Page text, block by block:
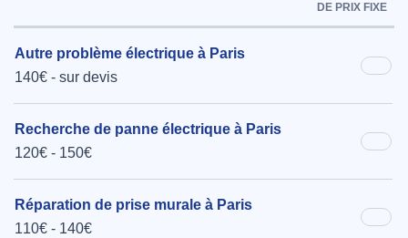
DE PRIX FIXE
Autre problème électrique à Paris
140€ - sur devis
Recherche de panne électrique à Paris
120€ - 150€
Réparation de prise murale à Paris
110€ - 140€